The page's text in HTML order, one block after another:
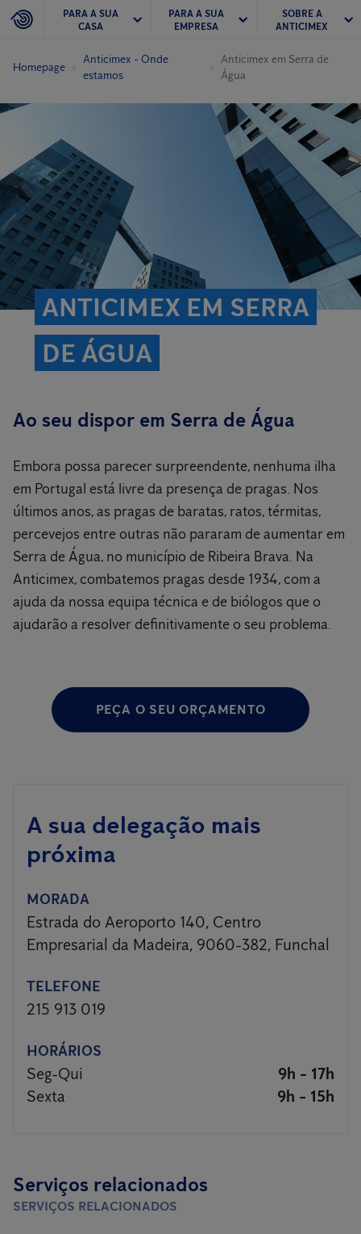
PARA A SUA
CASA
PARA A SUA
EMPRESA
SOBRE A
ANTICIMEX
Homepage
Anticimex - Onde
estamos
Anticimex em Serra de
Água
ANTICIMEX EM SERRA
DE ÁGUA
Ao seu dispor em Serra de Água
Embora possa parecer surpreendente, nenhuma ilha
em Portugal está livre da presença de pragas. Nos
últimos anos, as pragas de baratas, ratos, térmitas,
percevejos entre outras não pararam de aumentar em
Serra de Água, no município de Ribeira Brava. Na
Anticimex, combatemos pragas desde 1934, com a
ajuda da nossa equipa técnica e de biólogos que o
ajudarão a resolver definitivamente o seu problema.
PEÇA O SEU ORÇAMENTO
A sua delegação mais
próxima
MORADA
Estrada do Aeroporto 140, Centro
Empresarial da Madeira, 9060-382, Funchal
TELEFONE
215 913 019
HORÁRIOS
Seg-Qui
9h - 17h
Sexta
9h - 15h
Serviços relacionados
SERVIÇOS RELACIONADOS